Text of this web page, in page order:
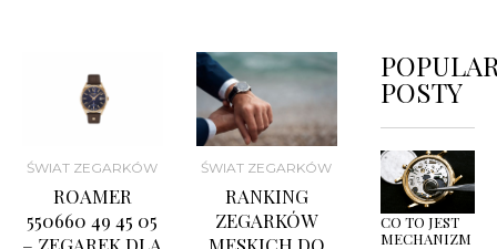
ŚWIAT ZEGARKÓW
ROAMER
550660 49 45 05
– ZEGAREK DLA
ŚWIAT ZEGARKÓW
RANKING
ZEGARKÓW
MĘSKICH DO
POSTY
CO TO JEST
MECHANIZM